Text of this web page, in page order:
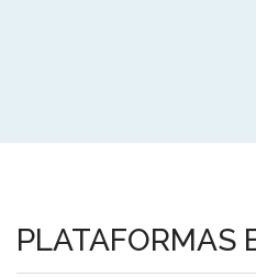
PLATAFORMAS